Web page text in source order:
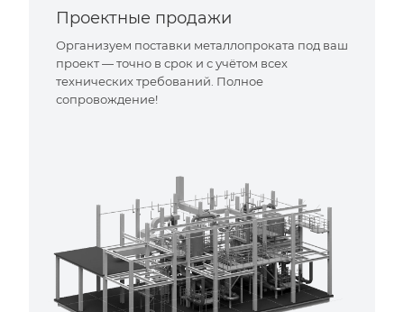
Проектные продажи
Организуем поставки металлопроката под ваш
проект — точно в срок и с учётом всех
технических требований. Полное
сопровождение!